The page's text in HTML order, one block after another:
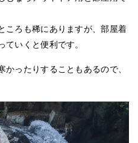
ころも稀にありますが、部屋着
ていくと便利です。
ったりすることもあるので、